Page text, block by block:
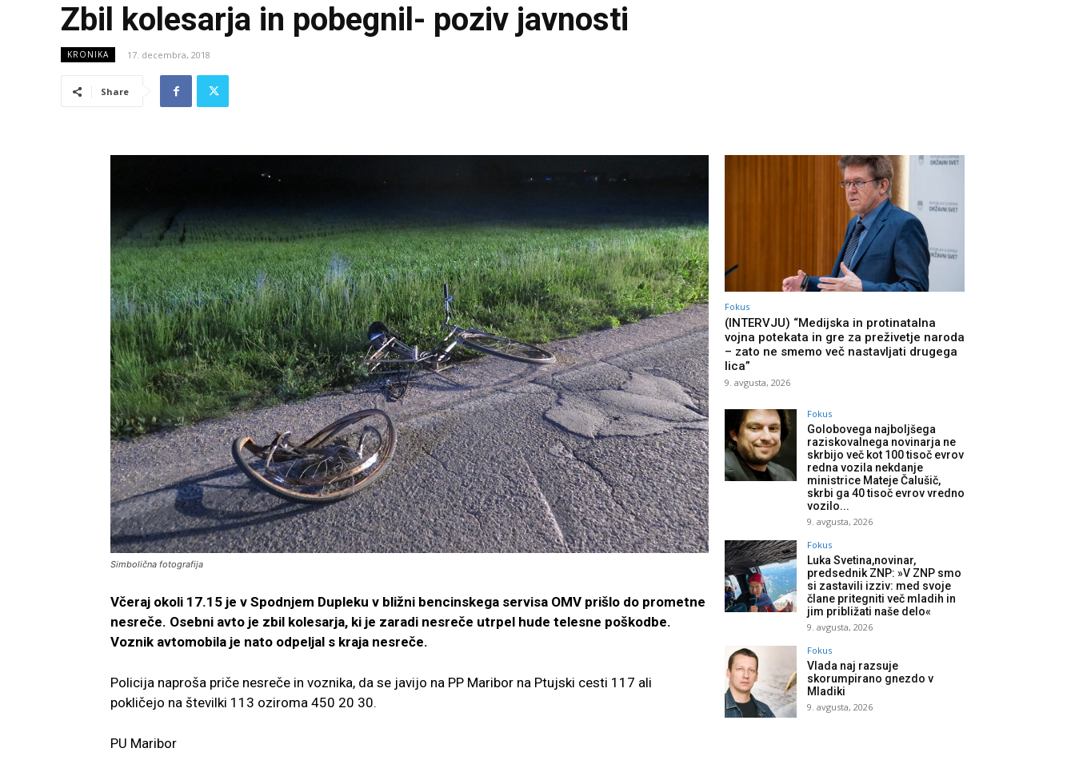
Zbil kolesarja in pobegnil- poziv javnosti
KRONIKA 17. decembra, 2018
Share
Simbolična fotografija
Včeraj okoli 17.15 je v Spodnjem Dupleku v bližni bencinskega servisa OMV prišlo do prometne
nesreče. Osebni avto je zbil kolesarja, ki je zaradi nesreče utrpel hude telesne poškodbe.
Voznik avtomobila je nato odpeljal s kraja nesreče.
Policija naproša priče nesreče in voznika, da se javijo na PP Maribor na Ptujski cesti 117 ali
pokličejo na številki 113 oziroma 450 20 30.
PU Maribor
Fokus
(INTERVJU) “Medijska in protinatalna
vojna potekata in gre za preživetje naroda
– zato ne smemo več nastavljati drugega
lica”
9. avgusta, 2026
Fokus
Golobovega najboljšega
raziskovalnega novinarja ne
skrbijo več kot 100 tisoč evrov
redna vozila nekdanje
ministrice Mateje Čalušič,
skrbi ga 40 tisoč evrov vredno
vozilo...
9. avgusta, 2026
Fokus
Luka Svetina,novinar,
predsednik ZNP: »V ZNP smo
si zastavili izziv: med svoje
člane pritegniti več mladih in
jim približati naše delo«
9. avgusta, 2026
Fokus
Vlada naj razsuje
skorumpirano gnezdo v
Mladiki
9. avgusta, 2026